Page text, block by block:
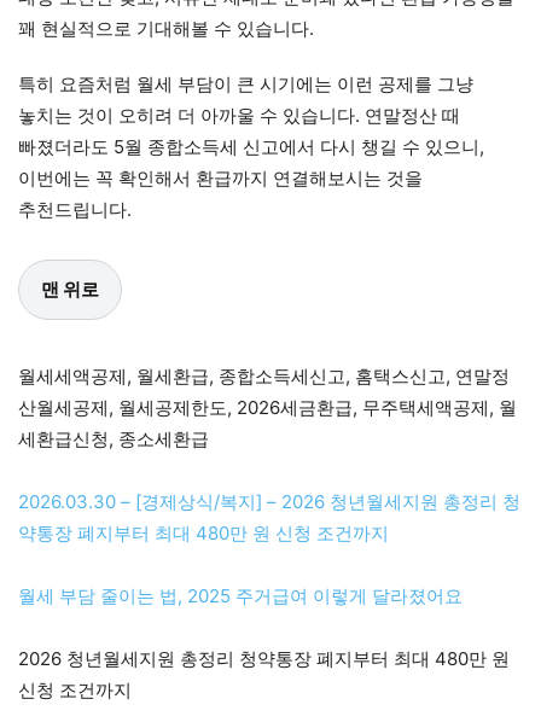
꽤 현실적으로 기대해볼 수 있습니다.
특히 요즘처럼 월세 부담이 큰 시기에는 이런 공제를 그냥
놓치는 것이 오히려 더 아까울 수 있습니다. 연말정산 때
빠졌더라도 5월 종합소득세 신고에서 다시 챙길 수 있으니,
이번에는 꼭 확인해서 환급까지 연결해보시는 것을
추천드립니다.
맨 위로
월세세액공제, 월세환급, 종합소득세신고, 홈택스신고, 연말정
산월세공제, 월세공제한도, 2026세금환급, 무주택세액공제, 월
세환급신청, 종소세환급
2026.03.30 – [경제상식/복지] – 2026 청년월세지원 총정리 청
약통장 폐지부터 최대 480만 원 신청 조건까지
월세 부담 줄이는 법, 2025 주거급여 이렇게 달라졌어요
2026 청년월세지원 총정리 청약통장 폐지부터 최대 480만 원
신청 조건까지